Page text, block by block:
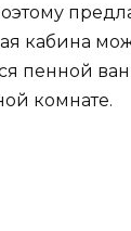
пенной
комнате.